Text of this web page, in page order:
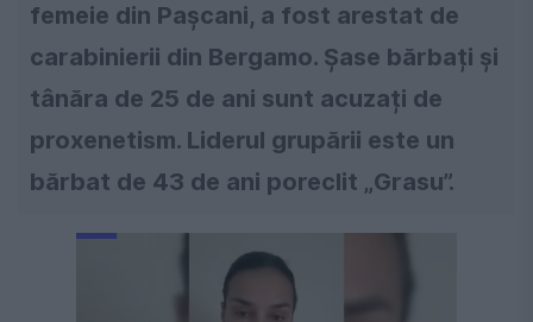
femeie din Pașcani, a fost arestat de
carabinierii din Bergamo. Șase bărbați și
tânăra de 25 de ani sunt acuzați de
proxenetism. Liderul grupării este un
bărbat de 43 de ani poreclit „Grasu”.